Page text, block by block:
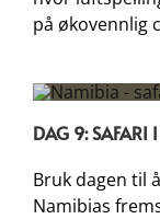
på økovennlig
DAG 9: SAFARI
Bruk dagen til
Namibias